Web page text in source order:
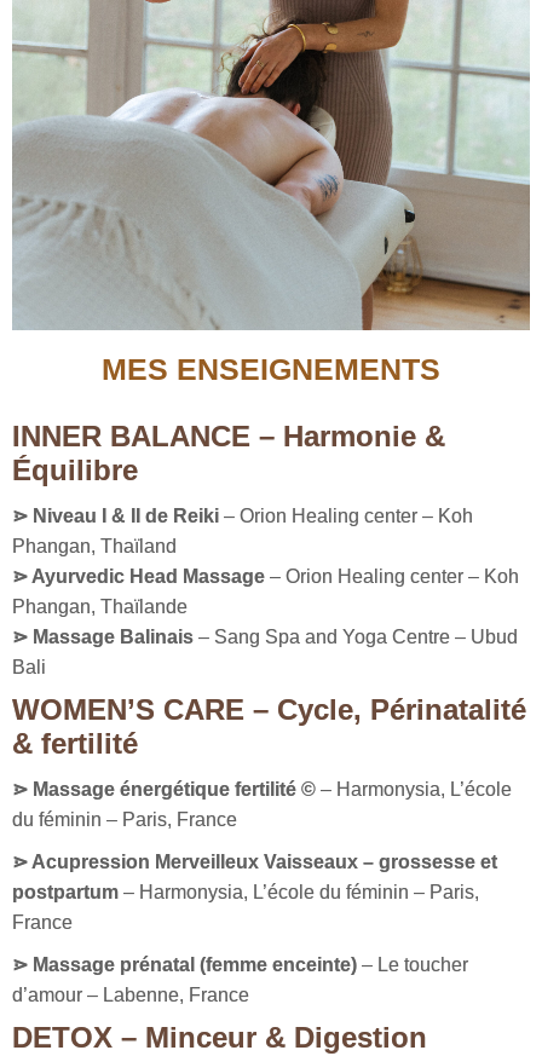
MES ENSEIGNEMENTS
INNER BALANCE – Harmonie &
Équilibre
⋗ Niveau I & II de Reiki – Orion Healing center – Koh
Phangan, Thaïland
⋗ Ayurvedic Head Massage – Orion Healing center – Koh
Phangan, Thaïlande
⋗ Massage Balinais – Sang Spa and Yoga Centre – Ubud
Bali
WOMEN’S CARE – Cycle, Périnatalité
& fertilité
⋗ Massage énergétique fertilité © – Harmonysia, L’école
du féminin – Paris, France
⋗ Acupression Merveilleux Vaisseaux – grossesse et
postpartum – Harmonysia, L’école du féminin – Paris,
France
⋗ Massage prénatal (femme enceinte) – Le toucher
d’amour – Labenne, France
DETOX – Minceur & Digestion